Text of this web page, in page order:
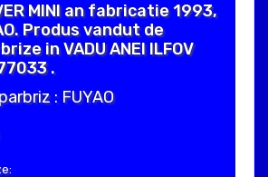
MINI an fabricatie 1993,
Produs vandut de
in VADU ANEI ILFOV
.
: FUYAO